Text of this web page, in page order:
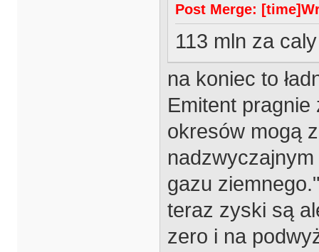
Post Merge:
113 mln za
na koniec to
Emitent pragnie
okresów mogą
gazu ziemnego."
teraz zyski są
zero i na